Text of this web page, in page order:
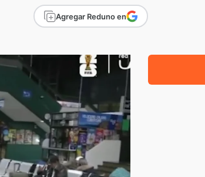
Agregar Reduno en